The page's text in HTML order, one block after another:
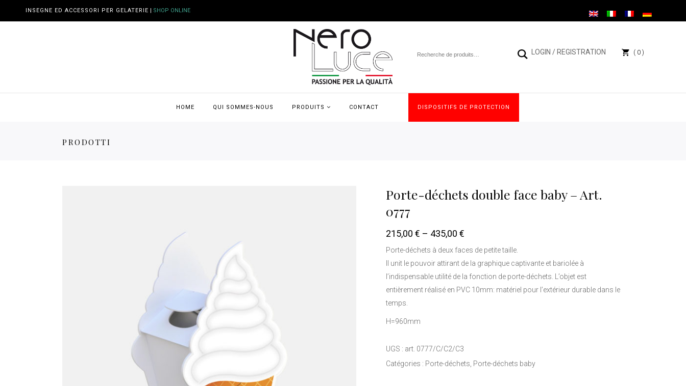
INSEGNE ED ACCESSORI PER GELATERIE | SHOP ONLINE
LOGIN / REGISTRATION 0
HOME QUI SOMMES-NOUS PRODUITS CONTACT DISPOSITIFS DE PROTECTION
PRODOTTI
Porte-déchets double face baby – Art.
0777
215,00 € – 435,00 €
Porte-déchets à deux faces de petite taille.
Il unit le pouvoir attirant de la graphique captivante et bariolée à
l’indispensable utilité de la fonction de porte-déchets. L’objet est
entièrement réalisé en PVC 10mm: matériel pour l’extérieur durable dans le
temps.
H=960mm
UGS : art. 0777/C/C2/C3
Catégories : Porte-déchets Porte-déchets baby